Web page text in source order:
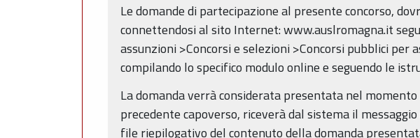
Le domande di partecipazione al presente concorso,
connettendosi al sito Internet: www.auslromagna.it
assunzioni >Concorsi e selezioni >Concorsi pubblici
compilando lo specifico modulo online e seguendo le
La domanda verrà considerata presentata nel
precedente capoverso, riceverà dal sistema il
file riepilogativo del contenuto della domanda